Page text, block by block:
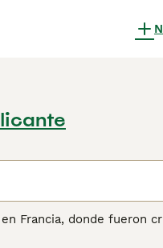
Francia, donde fueron